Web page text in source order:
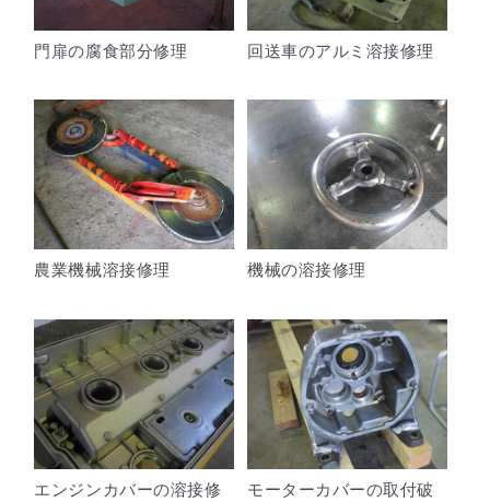
門扉の腐食部分修理 回送車のアルミ溶接修理
農業機械溶接修理 機械の溶接修理
エンジンカバーの溶接修
モーターカバーの取付破